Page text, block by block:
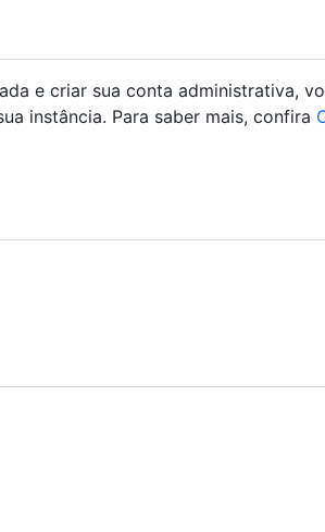
e criar sua conta administrativa,
instância. Para saber mais, confira